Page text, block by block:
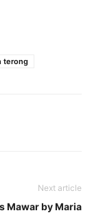
terong
Next article
Mawar by Maria